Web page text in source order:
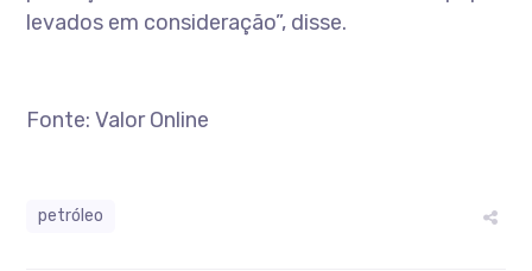
levados em consideração”, disse.
Fonte: Valor Online
petróleo